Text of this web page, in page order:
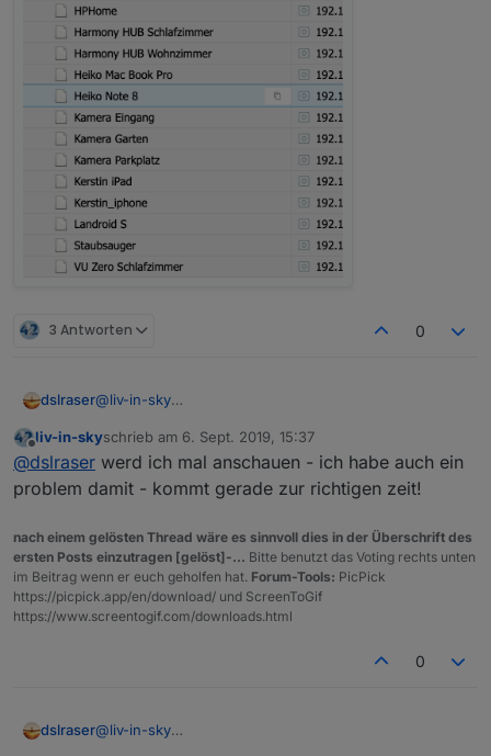
3 Antworten 0
dslraser@liv-in-sky
Harmony HUB gefunden wird. In dem Script wird auf
hostname geschaut, die haben aber beide den
gleichen hostname
Offline
liv-in-skyschrieb am 6. Sept. 2019, 15:37
zuletzt editiert von
@dslraser werd ich mal anschauen - ich habe auch ein
problem damit - kommt gerade zur richtigen zeit!
nach einem gelösten Thread wäre es sinnvoll dies in der Überschrift des
ersten Posts einzutragen [gelöst]-... Bitte benutzt das Voting rechts unten
im Beitrag wenn er euch geholfen hat. Forum-Tools: PicPick
https://picpick.app/en/download/ und ScreenToGif
https://www.screentogif.com/downloads.html
0
dslraser@liv-in-sky